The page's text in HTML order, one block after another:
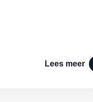
Lees meer